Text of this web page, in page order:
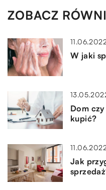
ZOBACZ
11.06.2022
W jaki
Dom
kupić?
11.06.2022
Jak